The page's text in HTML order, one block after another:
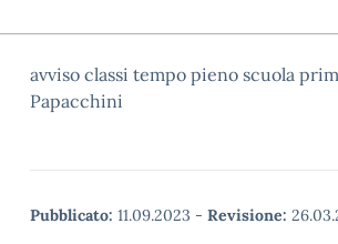
avviso classi tempo pieno scuola
Papacchini
Pubblicato: 11.09.2023 - Revisione: